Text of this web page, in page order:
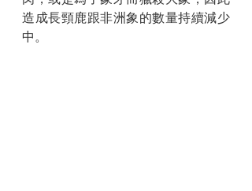
造成長頸鹿跟非洲象的數量持續減少
中。